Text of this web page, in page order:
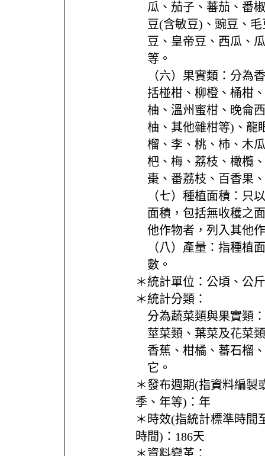
瓜、茄子、蕃茄、番
豆(含敏豆)、豌豆、
豆、皇帝豆、西瓜、
等。
（六）果實類：分為
括椪柑、柳橙、桶柑
柚、溫州蜜柑、晚侖
柚、其他雜柑等)、龍
榴、李、桃、杮、木
杷、梅、荔枝、橄欖
棗、番荔枝、百香果
（七）種植面積：只
面積，包括無收穫之
他作物者，列入其他
（八）產量：指種植
數。
＊統計單位： 公頃、公
＊統計分類：
分為蔬菜類與果實類
莖菜類、葉菜及花菜
香蕉、柑橘、蕃石榴
它。
＊發布週期(指資料編製
季、年等)： 年
＊時效(指統計標準時間
時間)： 186天